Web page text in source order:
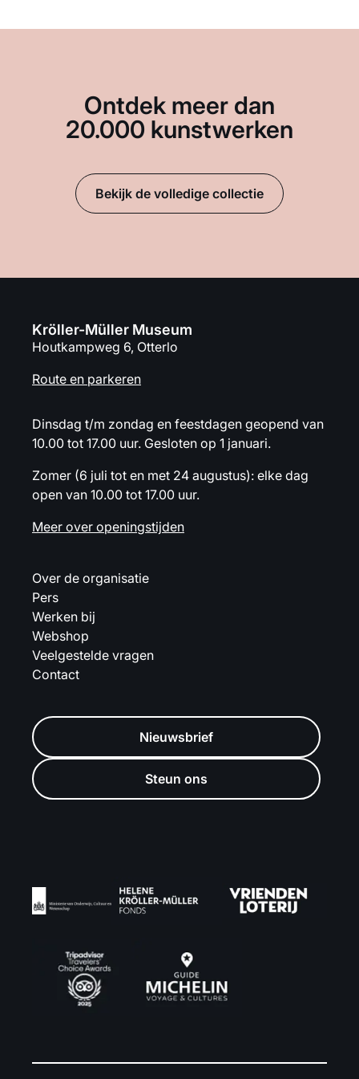
Ontdek meer dan
20.000 kunstwerken
Bekijk de volledige collectie
Kröller-Müller Museum
Houtkampweg 6, Otterlo
Route en parkeren
Dinsdag t/m zondag en feestdagen geopend van
10.00 tot 17.00 uur. Gesloten op 1 januari.
Zomer (6 juli tot en met 24 augustus): elke dag
open van 10.00 tot 17.00 uur.
Meer over openingstijden
Over de organisatie
Pers
Werken bij
Webshop
Veelgestelde vragen
Contact
Nieuwsbrief
Steun ons